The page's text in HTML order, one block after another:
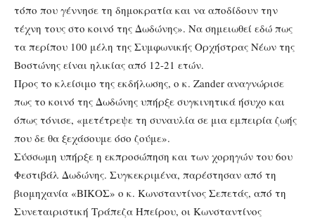
τόπο που γέννησε τη δημοκρατία και να αποδίδουν την
τέχνη τους στο κοινό της Δωδώνης». Να σημειωθεί εδώ πως
τα περίπου 100 μέλη της Συμφωνικής Ορχήστρας Νέων της
Βοστώνης είναι ηλικίας από 12-21 ετών.
Προς το κλείσιμο της εκδήλωσης, ο κ. Zander αναγνώρισε
πως το κοινό της Δωδώνης υπήρξε συγκινητικά ήσυχο και
όπως τόνισε, «μετέτρεψε τη συναυλία σε μια εμπειρία ζωής
που δε θα ξεχάσουμε όσο ζούμε».
Σύσσωμη υπήρξε η εκπροσώπηση και των χορηγών του 6ου
Φεστιβάλ Δωδώνης. Συγκεκριμένα, παρέστησαν από τη
βιομηχανία «ΒΙΚΟΣ» ο κ. Κωνσταντίνος Σεπετάς, από τη
Συνεταιριστική Τράπεζα Ηπείρου, οι Κωνσταντίνος